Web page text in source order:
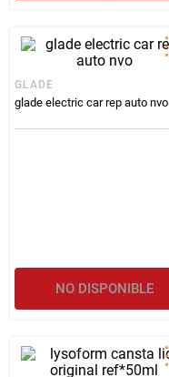
GLADE
glade electric car rep auto nvo
NO DISPONIBLE